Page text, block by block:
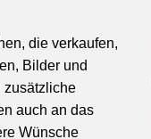
die verkaufen,
Bilder und
zusätzliche
auch an das
Wünsche